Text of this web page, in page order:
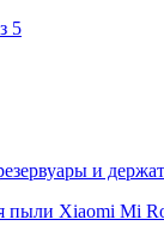
5
и
пыли Xiaomi Mi